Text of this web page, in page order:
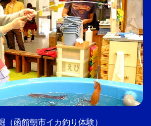
（函館朝市イカ釣り体験）